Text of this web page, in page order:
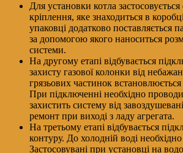
Для установки котла застосовується
кріплення, яке знаходиться в
упаковці додатково поставляється
за допомогою якого наноситься
системи.
На другому етапі відбувається
захисту газової колонки від
грязьових частинок встановлюється
При підключенні необхідно
захистить систему від
ремонт при виході з ладу агрегата.
На третьому етапі відбувається
контуру. До холодній воді
Застосовувані при установці на